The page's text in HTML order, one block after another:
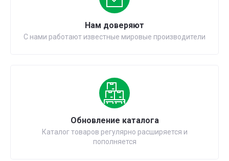
Нам доверяют
С нами работают известные мировые производители
Обновление каталога
Каталог товаров регулярно расширяется и
пополняется